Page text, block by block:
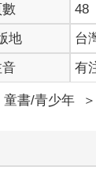
48
地
台
有
童書/青少年 ＞